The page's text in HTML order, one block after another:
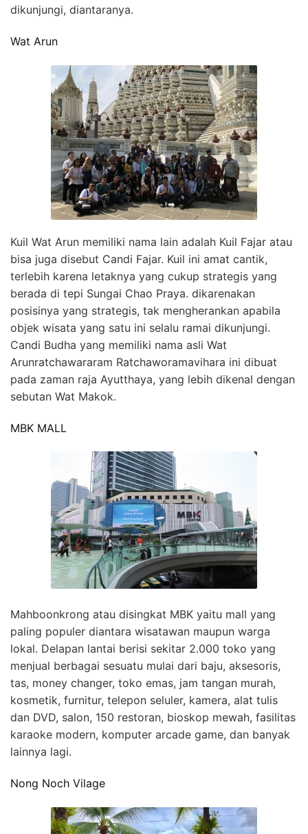
dikunjungi, diantaranya.
Wat Arun
Kuil Wat Arun memiliki nama lain adalah Kuil Fajar atau
bisa juga disebut Candi Fajar. Kuil ini amat cantik,
terlebih karena letaknya yang cukup strategis yang
berada di tepi Sungai Chao Praya. dikarenakan
posisinya yang strategis, tak mengherankan apabila
objek wisata yang satu ini selalu ramai dikunjungi.
Candi Budha yang memiliki nama asli Wat
Arunratchawararam Ratchaworamavihara ini dibuat
pada zaman raja Ayutthaya, yang lebih dikenal dengan
sebutan Wat Makok.
MBK MALL
Mahboonkrong atau disingkat MBK yaitu mall yang
paling populer diantara wisatawan maupun warga
lokal. Delapan lantai berisi sekitar 2.000 toko yang
menjual berbagai sesuatu mulai dari baju, aksesoris,
tas, money changer, toko emas, jam tangan murah,
kosmetik, furnitur, telepon seluler, kamera, alat tulis
dan DVD, salon, 150 restoran, bioskop mewah, fasilitas
karaoke modern, komputer arcade game, dan banyak
lainnya lagi.
Nong Noch Vilage